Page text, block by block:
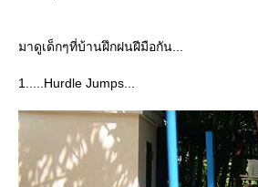
มาดูเด็กๆที่บ้านฝึกฝนฝีมือกัน...
1.....Hurdle Jumps...